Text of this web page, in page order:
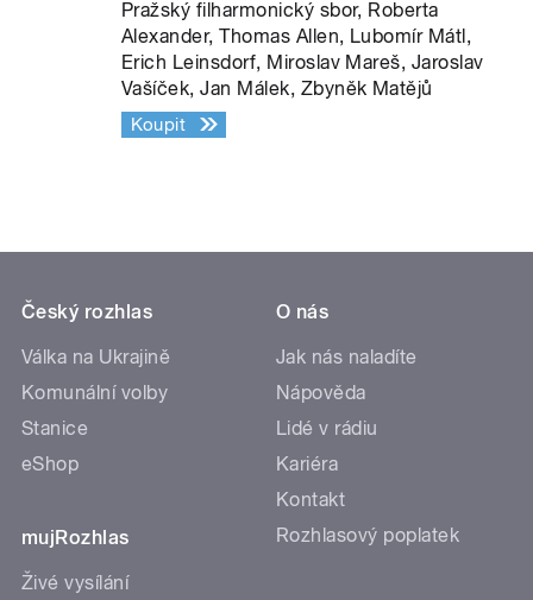
Pražský filharmonický sbor, Roberta
Alexander, Thomas Allen, Lubomír Mátl,
Erich Leinsdorf, Miroslav Mareš, Jaroslav
Vašíček, Jan Málek, Zbyněk Matějů
Koupit
Český rozhlas
Válka na Ukrajině
Komunální volby
Stanice
eShop
mujRozhlas
Živé vysílání
O nás
Jak nás naladíte
Nápověda
Lidé v rádiu
Kariéra
Kontakt
Rozhlasový poplatek